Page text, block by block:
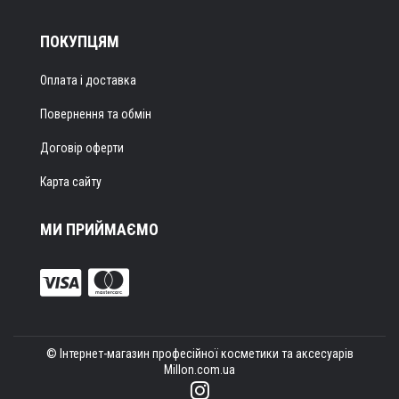
ПОКУПЦЯМ
Оплата і доставка
Повернення та обмін
Договір оферти
Карта сайту
МИ ПРИЙМАЄМО
© Інтернет-магазин професійної косметики та аксесуарів
Millon.com.ua